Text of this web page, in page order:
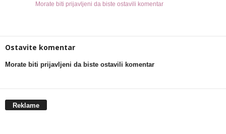
Morate biti prijavljeni da biste ostavili komentar
Ostavite komentar
Morate biti prijavljeni da biste ostavili komentar
Reklame